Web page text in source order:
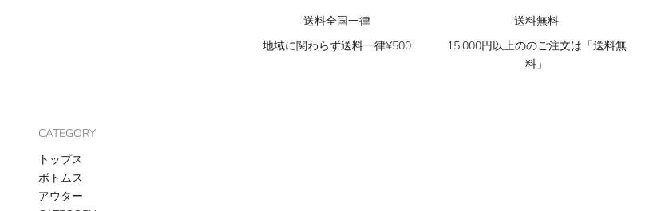
送料全国一律
地域に関わらず送料一律¥500
送料無料
15,000円以上ののご注文は「送料無
料」
CATEGORY
トップス
ボトムス
アウター